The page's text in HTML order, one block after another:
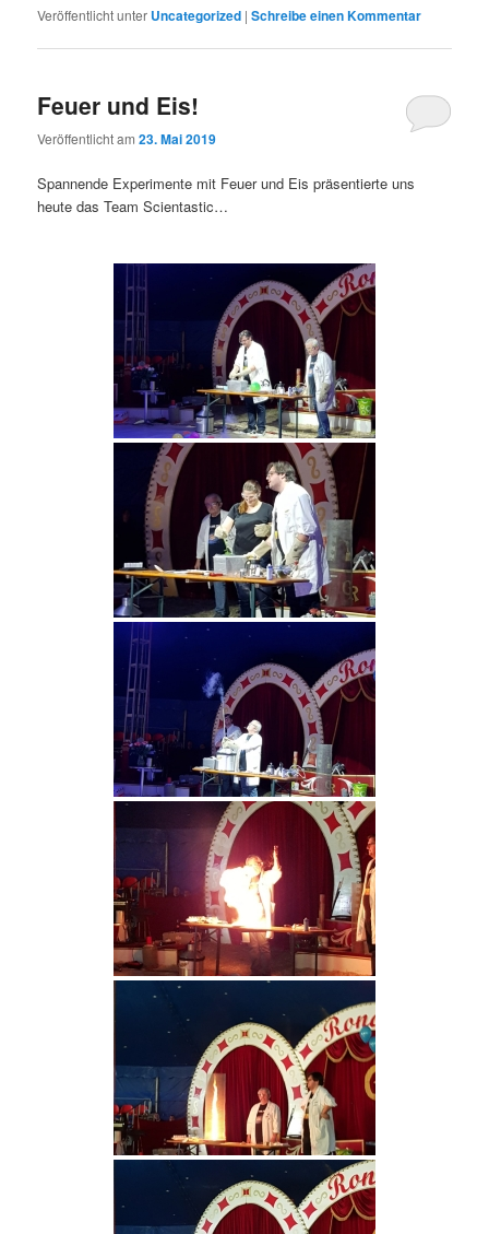
Veröffentlicht unter Uncategorized |Schreibe einen Kommentar
Feuer und Eis!
Veröffentlicht am23. Mai 2019
Spannende Experimente mit Feuer und Eis präsentierte uns
heute das Team Scientastic…